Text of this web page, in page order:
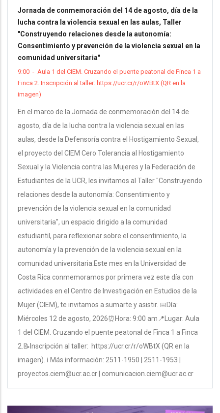
Jornada de conmemoración del 14 de agosto, día de la
lucha contra la violencia sexual en las aulas, Taller
"Construyendo relaciones desde la autonomía:
Consentimiento y prevención de la violencia sexual en la
comunidad universitaria"
9:00 - Aula 1 del CIEM. Cruzando el puente peatonal de Finca 1 a
Finca 2. Inscripción al taller: https://ucr.cr/r/oWBtX (QR en la
imagen)
En el marco de la Jornada de conmemoración del 14 de
agosto, día de la lucha contra la violencia sexual en las
aulas, desde la Defensoría contra el Hostigamiento Sexual,
el proyecto del CIEM Cero Tolerancia al Hostigamiento
Sexual y la Violencia contra las Mujeres y la Federación de
Estudiantes de la UCR, les invitamos al Taller "Construyendo
relaciones desde la autonomía: Consentimiento y
prevención de la violencia sexual en la comunidad
universitaria", un espacio dirigido a la comunidad
estudiantil, para reflexionar sobre el consentimiento, la
autonomía y la prevención de la violencia sexual en la
comunidad universitaria.Este mes en la Universidad de
Costa Rica conmemoramos por primera vez este día con
actividades en el Centro de Investigación en Estudios de la
Mujer (CIEM), te invitamos a sumarte y asistir. 📅Día:
Miércoles 12 de agosto, 2026⏰Hora: 9:00 am📍Lugar: Aula
1 del CIEM. Cruzando el puente peatonal de Finca 1 a Finca
2.📝Inscripción al taller: https://ucr.cr/r/oWBtX (QR en la
imagen). ℹ️ Más información: 2511-1950 | 2511-1953 |
proyectos.ciem@ucr.ac.cr | comunicacion.ciem@ucr.ac.cr